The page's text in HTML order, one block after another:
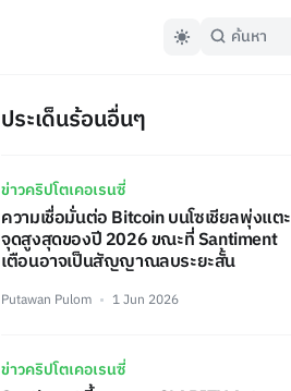
ประเด็นร้อนอื่นๆ
ข่าวคริปโตเคอเรนซี่
ความเชื่อมั่นต่อ Bitcoin บนโซเชียลพุ่งแตะ
จุดสูงสุดของปี 2026 ขณะที่ Santiment
เตือนอาจเป็นสัญญาณลบระยะสั้น
Putawan Pulom 1 Jun 2026
ข่าวคริปโตเคอเรนซี่